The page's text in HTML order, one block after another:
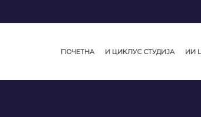
ПОЧЕТНА И ЦИКЛУС СТУДИЈА ИИ